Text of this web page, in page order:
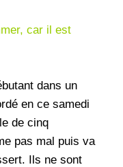
car il est
dans un
en ce samedi
de cinq
pas mal puis va
Ils ne sont